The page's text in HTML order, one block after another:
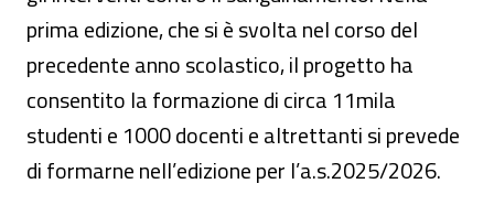
prima edizione, che si è svolta nel corso del
precedente anno scolastico, il progetto ha
consentito la formazione di circa 11mila
studenti e 1000 docenti e altrettanti si prevede
di formarne nell’edizione per l’a.s.2025/2026.